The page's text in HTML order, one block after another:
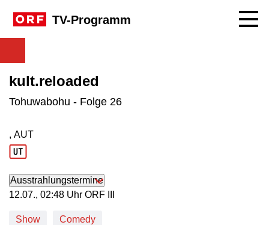
TV-Programm
kult.reloaded
Tohuwabohu - Folge 26
Produktionsland: AUT
, AUT
Ausstrahlungstermine
12. Juli, 02:48 Uhr in ORF III
12.07., 02:48 Uhr ORF III
Show Comedy